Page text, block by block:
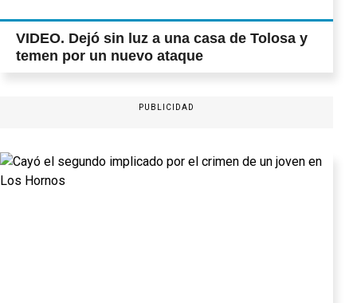
VIDEO. Dejó sin luz a una casa de Tolosa y
temen por un nuevo ataque
PUBLICIDAD